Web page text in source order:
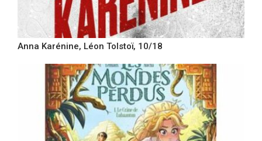
Anna Karénine, Léon Tolstoï, 10/18